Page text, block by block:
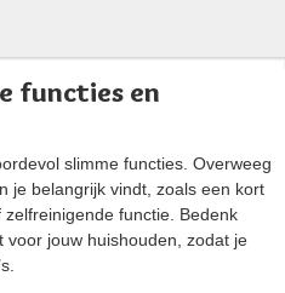
functies en
slimme functies. Overweeg
je belangrijk vindt, zoals een kort
functie. Bedenk
voor jouw huishouden, zodat je